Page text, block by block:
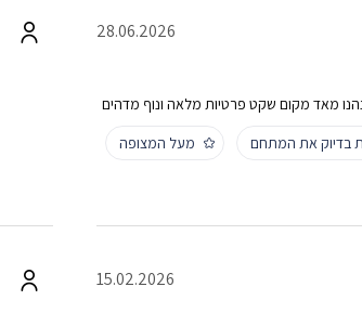
28.06.2026
מאד מקום שקט פרטיות מלאה ונוף מדהים
בדיוק את המתחם מעל המצופה
15.02.2026